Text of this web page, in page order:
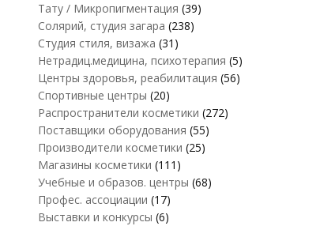
Тату / Микропигментация (39)
Солярий, студия загара (238)
Студия стиля, визажа (31)
Нетрадиц.медицина, психотерапия (5)
Центры здоровья, реабилитация (56)
Спортивные центры (20)
Распространители косметики (272)
Поставщики оборудования (55)
Производители косметики (25)
Магазины косметики (111)
Учебные и образов. центры (68)
Профес. ассоциации (17)
Выставки и конкурсы (6)